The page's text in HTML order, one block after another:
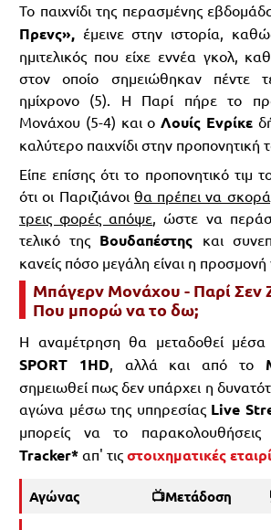
Το παιχνίδι της περασμένης
Πρενς», έμεινε στην ιστορία,
ημιτελικός που είχε εννέα γκολ,
στον οποίο σημειώθηκαν πέντε
ημίχρονο (5). Η Παρί πήρε το
Μονάχου (5-4) και οΛουίς Ενρίκε
καλύτερο παιχνίδι στην προπονητική
Είπε επίσης ότι το προπονητικό τιμ
ότι οι Παριζιάνοι θα πρέπει να
τρεις φορές απόψε, ώστε να
τελικό της Βουδαπέστης και
κανείς πόσο μεγάλη είναι η προσμονή
Μπάγερν Μονάχου - Παρί Σεν
Που μπορώ να το δω;
Η αναμέτρηση θα μεταδοθεί
SPORT 1HD, αλλά και από το
σημειωθεί πως δεν υπάρχει η
αγώνα μέσω της υπηρεσίας Live
μπορείς να το
Tracker* απ' τις στοιχηματικές
Αγώνας 📺Μετάδοση